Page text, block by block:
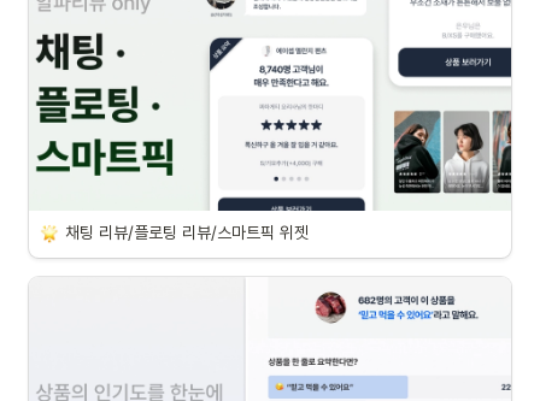
채팅 리뷰/플로팅 리뷰/스마트픽 위젯